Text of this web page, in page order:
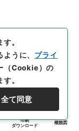
印刷
ダウンロード
概観図
。
うに、 プライ
（Cookie）の
。
全て同意